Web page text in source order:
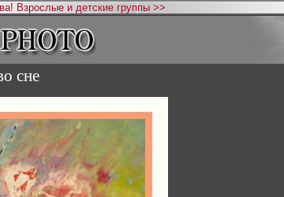
Взрослые и детские группы >>
сне